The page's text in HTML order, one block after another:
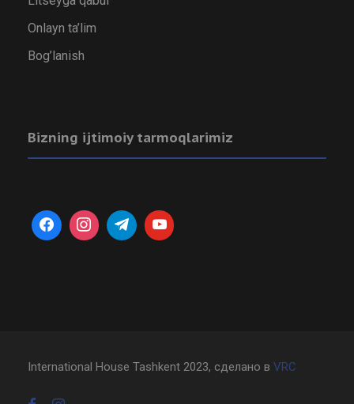
Onlayn ta’lim
Bog’lanish
Bizning ijtimoiy tarmoqlarimiz
International House Tashkent 2023, сделано в VRC